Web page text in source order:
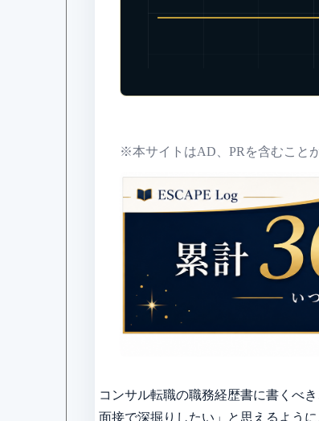
※本サイトはAD、PRを含むこと
コンサル転職の職務経歴書に書くべ
面接で深掘りしたい」と思えるよう